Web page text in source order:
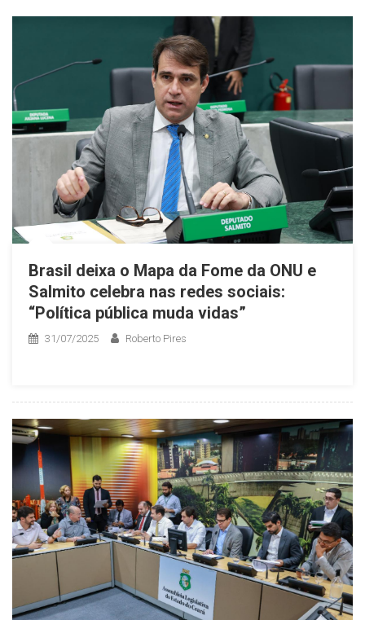
Brasil deixa o Mapa da Fome da ONU e
Salmito celebra nas redes sociais:
“Política pública muda vidas”
31/07/2025 Roberto Pires